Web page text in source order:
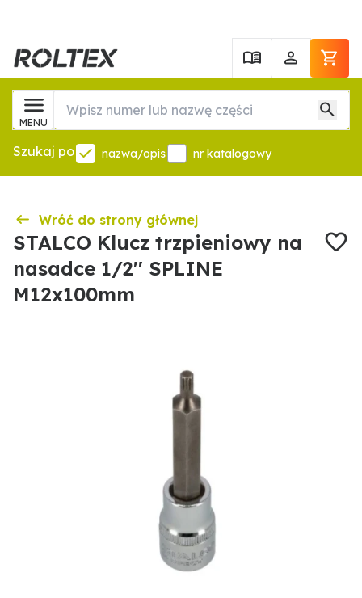
MENU
Szukaj po nazwa/opis nr katalogowy
Wróć do strony głównej
STALCO Klucz trzpieniowy na
nasadce 1/2'' SPLINE
M12x100mm